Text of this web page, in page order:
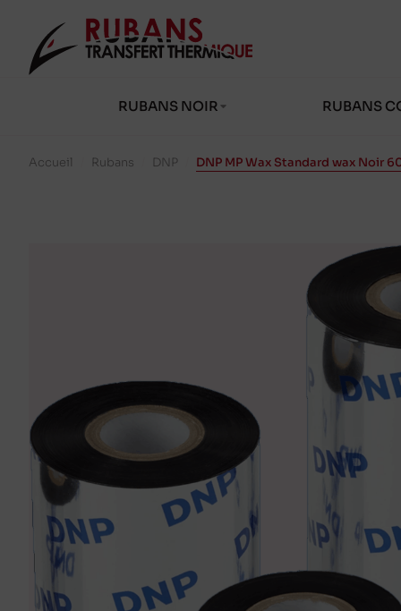
RUBANS NOIR RUBANS
Accueil Rubans DNP DNP MP Wax Standard wax Noir